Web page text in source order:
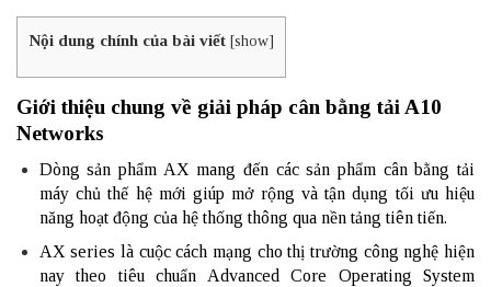
Nội dung chính của bài viết [show]
Giới thiệu chung về giải pháp cân bằng tải A10
Networks
Dòng sản phẩm AX mang đến các sản phẩm cân bằng tải
máy chủ thế hệ mới giúp mở rộng và tận dụng tối ưu hiệu
năng hoạt động của hệ thống thông qua nền tảng tiên tiến.
AX series là cuộc cách mạng cho thị trường công nghệ hiện
nay theo tiêu chuẩn Advanced Core Operating System